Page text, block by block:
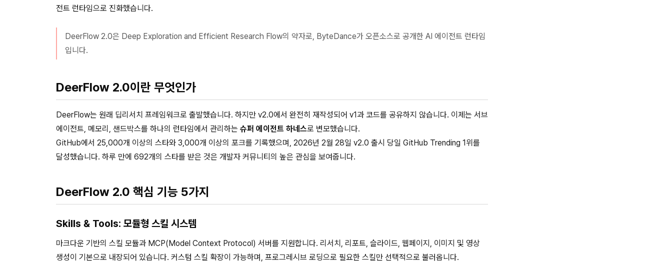
전트 런타임으로 진화했습니다.
DeerFlow 2.0은 Deep Exploration and Efficient Research Flow의 약자로, ByteDance가 오픈소스로 공개한 AI 에이전트 런타임
입니다.
DeerFlow 2.0이란 무엇인가
DeerFlow는 원래 딥리서치 프레임워크로 출발했습니다. 하지만 v2.0에서 완전히 재작성되어 v1과 코드를 공유하지 않습니다. 이제는 서브
에이전트, 메모리, 샌드박스를 하나의 런타임에서 관리하는 슈퍼 에이전트 하네스로 변모했습니다.
GitHub에서 25,000개 이상의 스타와 3,000개 이상의 포크를 기록했으며, 2026년 2월 28일 v2.0 출시 당일 GitHub Trending 1위를
달성했습니다. 하루 만에 692개의 스타를 받은 것은 개발자 커뮤니티의 높은 관심을 보여줍니다.
DeerFlow 2.0 핵심 기능 5가지
Skills & Tools: 모듈형 스킬 시스템
마크다운 기반의 스킬 모듈과 MCP(Model Context Protocol) 서버를 지원합니다. 리서치, 리포트, 슬라이드, 웹페이지, 이미지 및 영상
생성이 기본으로 내장되어 있습니다. 커스텀 스킬 확장이 가능하며, 프로그레시브 로딩으로 필요한 스킬만 선택적으로 불러옵니다.